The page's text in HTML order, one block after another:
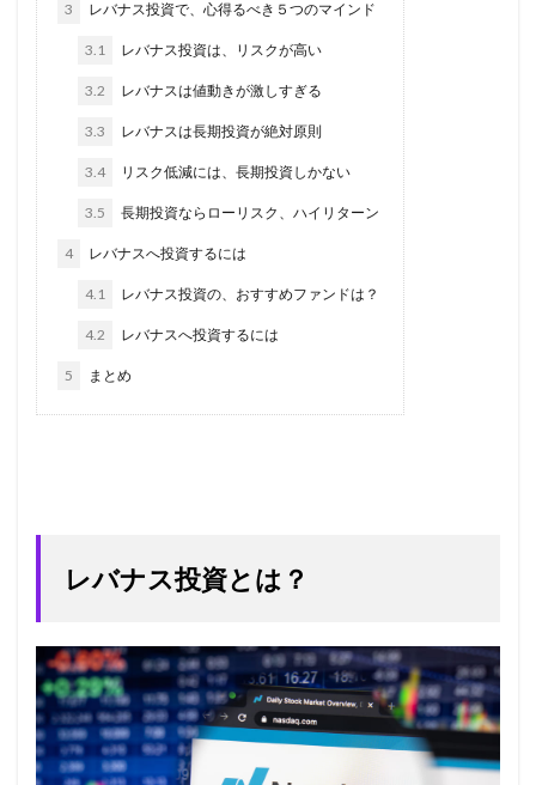
3 レバナス投資で、心得るべき５つのマインド
3.1 レバナス投資は、リスクが高い
3.2 レバナスは値動きが激しすぎる
3.3 レバナスは長期投資が絶対原則
3.4 リスク低減には、長期投資しかない
3.5 長期投資ならローリスク、ハイリターン
4 レバナスへ投資するには
4.1 レバナス投資の、おすすめファンドは？
4.2 レバナスへ投資するには
5 まとめ
レバナス投資とは？